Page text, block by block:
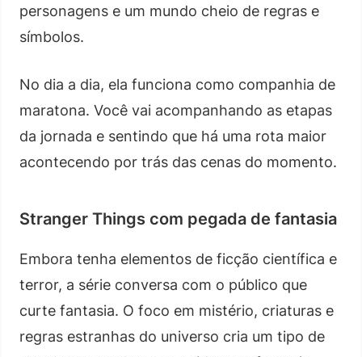
personagens e um mundo cheio de regras e
símbolos.
No dia a dia, ela funciona como companhia de
maratona. Você vai acompanhando as etapas
da jornada e sentindo que há uma rota maior
acontecendo por trás das cenas do momento.
Stranger Things com pegada de fantasia
Embora tenha elementos de ficção científica e
terror, a série conversa com o público que
curte fantasia. O foco em mistério, criaturas e
regras estranhas do universo cria um tipo de